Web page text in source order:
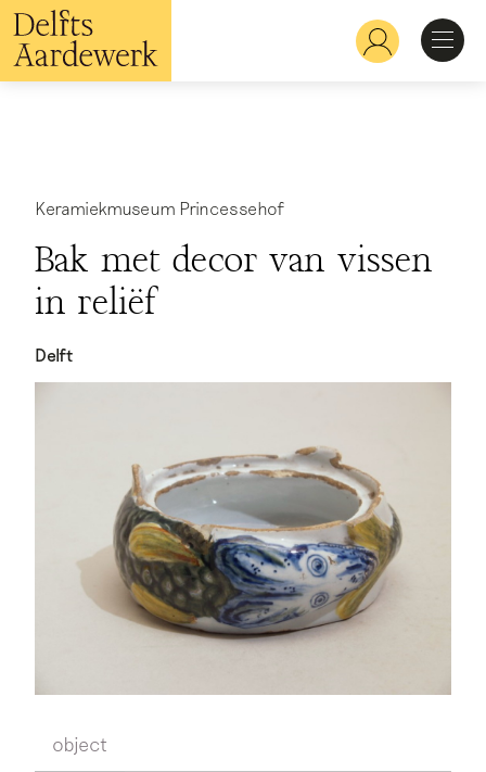
Overslaan
en
naar
de
Hoofdnavigatie
Bekijken
Keramiekmuseum Princessehof
Bak met decor van vissen
in reliëf
Delft
object